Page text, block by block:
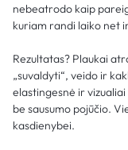
nebeatrodo kaip
kuriam randi laiko net
Rezultatas? Plaukai
„suvaldyti“, veido ir
elastingesnė ir
be sausumo pojūčio.
kasdienybei.